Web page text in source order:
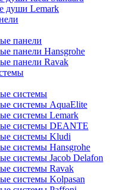
души Lemark
панели
панели Hansgrohe
панели Ravak
системы
системы AquaElite
системы Lemark
системы DEANTE
системы Kludi
системы Hansgrohe
системы Jacob Delafon
системы Ravak
системы Kolpasan